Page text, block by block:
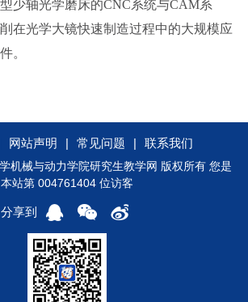
少轴光学磨床的CNC系统与CAM系
在光学大镜快速制造过程中的大规模应
。
网站声明 | 常见问题 | 联系我们
机械与动力学院研究生教学网 版权所有 您是
本站第 004761404 位访客
分享到